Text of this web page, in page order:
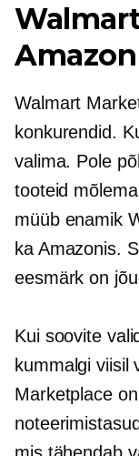
Amazon
Walmart
konkurendid.
valima. Pole
tooteid
müüb enamik
ka Amazonis.
eesmärk on
Kui soovite
kummalgi viisil
Marketplace